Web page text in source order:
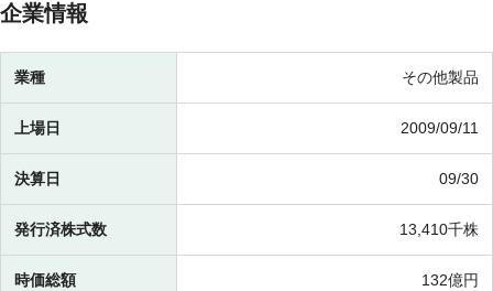
企業情報
業種 その他製品
上場日 2009/09/11
決算日 09/30
発行済株式数 13,410千株
時価総額 132億円